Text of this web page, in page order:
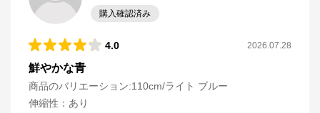
購入確認済み
4.0 2026.07.28
鮮やかな青
商品のバリエーション:110cm/ライト ブルー
伸縮性 ： あり